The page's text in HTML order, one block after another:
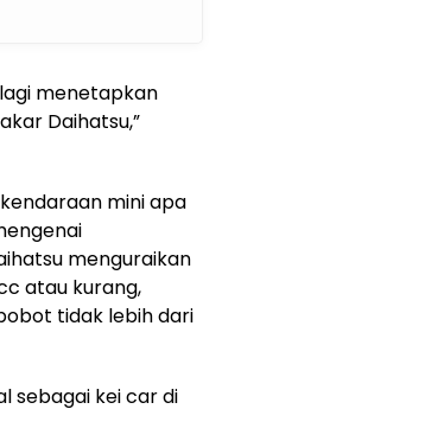
menetapkan
Daihatsu,”
mini apa
menguraikan
atau kurang,
tidak lebih dari
sebagai kei car di